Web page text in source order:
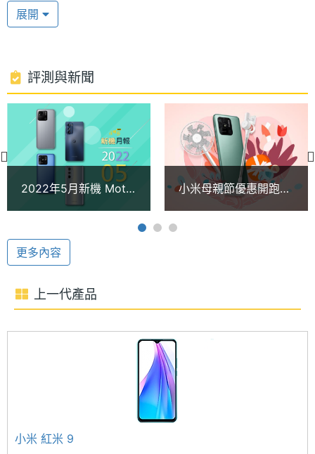
Redmi 10C 後置雙鏡頭主相機，分別為 5,000 萬畫素
主鏡頭 + 200 萬畫素景深鏡頭，具備人像模式拍攝，
搭配 4 合 1 像素合併技術，能增強相機攝影表現，進
一步拍出優質的畫面。前置 500 萬畫素自拍鏡頭，支
援臉部辨識功能。
Redmi 10C 功能特色
◎ Android 11 作業系統、MIUI 13 操作介面
◎ Qualcomm Snapdragon 680 八核心處理器
◎ 4GB RAM + 64GB ROM
◎ 前鏡頭：500 萬畫素鏡頭
◎ 後鏡頭：5,000 萬畫素鏡頭 + 200 萬畫素鏡頭
◎ Wi-Fi 5、藍牙 5.0
處理器
處理器
時脈
2.4 GHz
處理器
核心數
8
理器
Adreno 610
憶體
格式
ROM儲
64 GB
記憶卡
展開
評測與新聞
2022年5月新機 Moto
edge 30 pro旗艦與
小米母親節優惠開跑
更多內容
上一代產品
小米 紅米 9